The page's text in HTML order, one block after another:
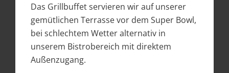
Das Grillbuffet servieren wir auf unserer
gemütlichen Terrasse vor dem Super Bowl,
bei schlechtem Wetter alternativ in
unserem Bistrobereich mit direktem
Außenzugang.